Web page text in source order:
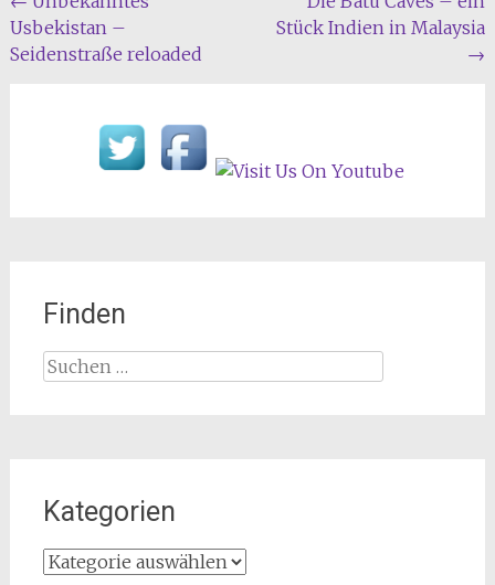
Usbekistan –
Seidenstraße reloaded
Stück Indien in Malaysia
→
Finden
Suchen
Kategorien
Kategorien